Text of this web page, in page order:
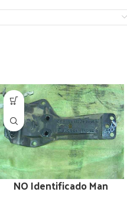
NO Identificado Man